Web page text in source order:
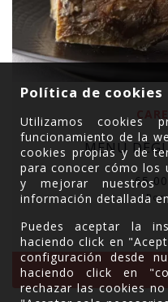
MENÚ
65,00
Por
Política de cookies
Utilizamos cookies
funcionamiento de la
cookies propias y de
para conocer cómo los
y mejorar nuestros
información detallada
Puedes aceptar la
haciendo click en
configuración desde
haciendo click en
rechazar las cookies